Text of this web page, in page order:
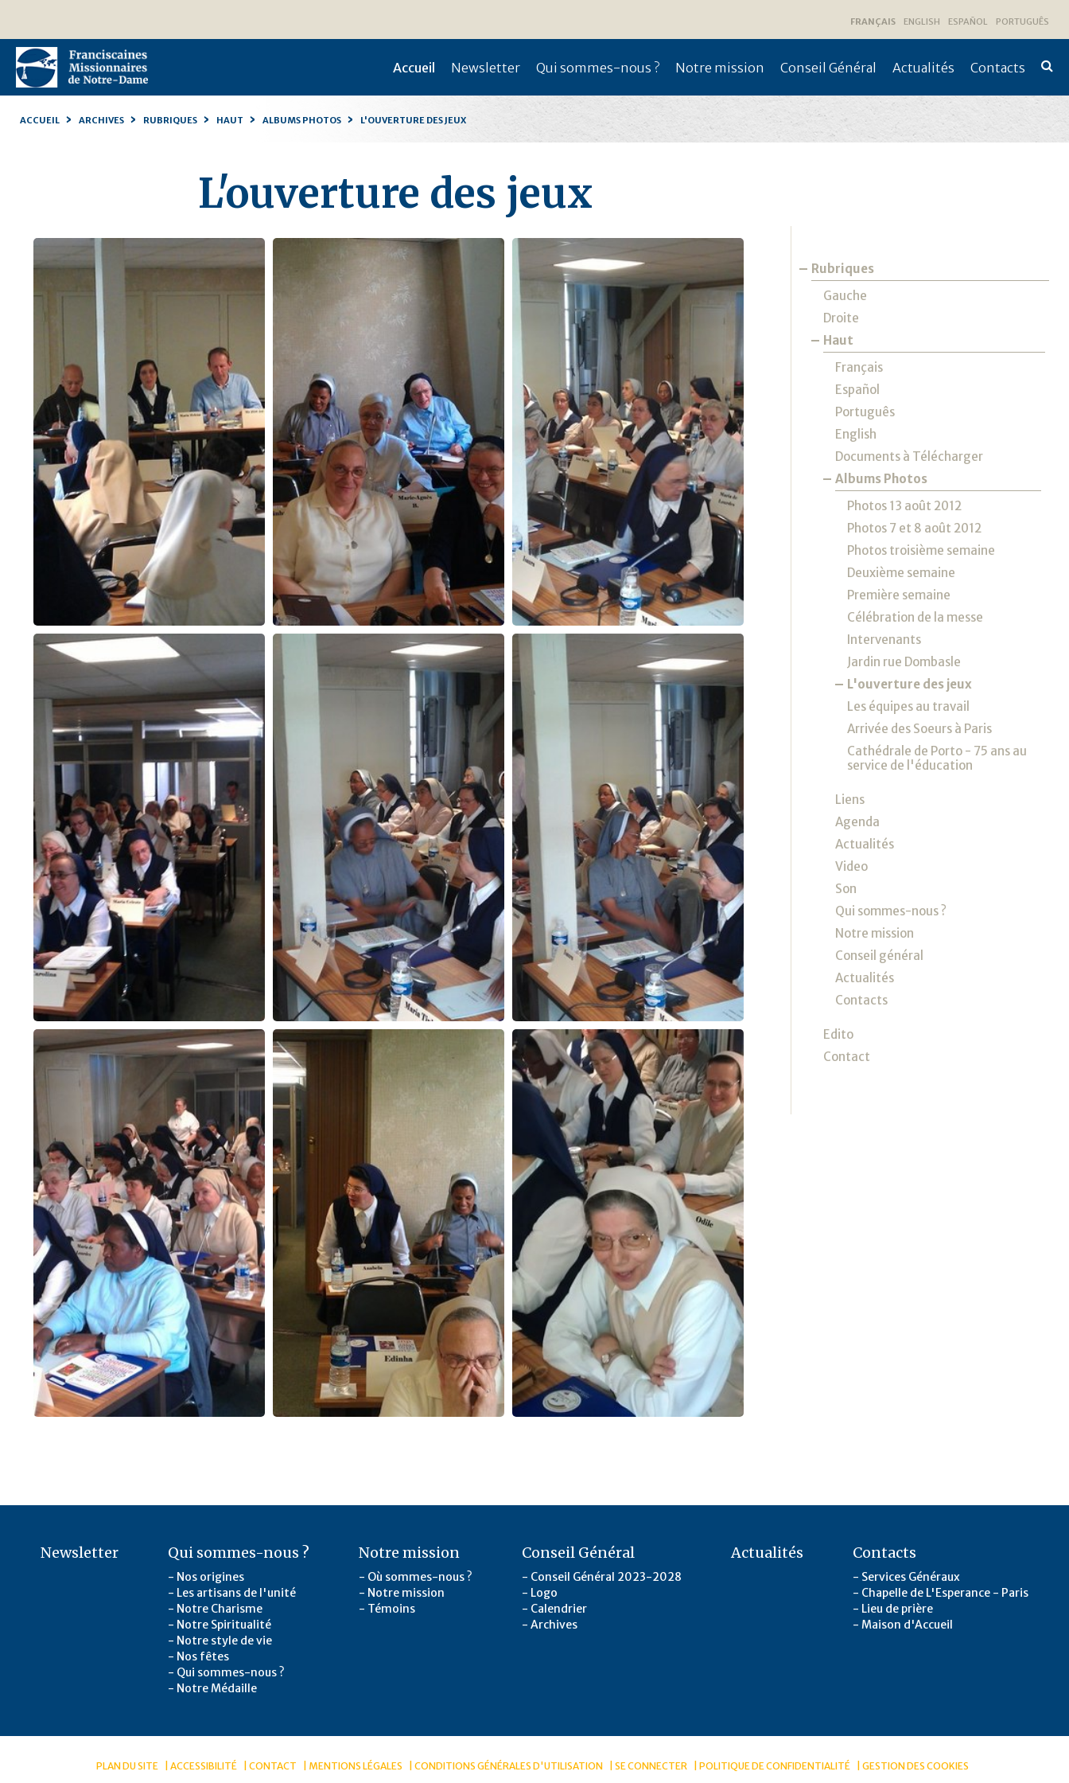
Aller
navigation
FRANÇAIS ENGLISH ESPAÑOL PORTUGUÊS
Accueil Newsletter Qui sommes-nous ? Notre mission Conseil Général Actualités Contacts
ACCUEIL › ARCHIVES › RUBRIQUES › HAUT › ALBUMS PHOTOS › L'OUVERTURE DES JEUX
L'ouverture des jeux
Rubriques
Gauche
Droite
Haut
Français
Español
Português
English
Documents à Télécharger
Albums Photos
Photos 13 août 2012
Photos 7 et 8 août 2012
Photos troisième semaine
Deuxième semaine
Première semaine
Célébration de la messe
Intervenants
Jardin rue Dombasle
L'ouverture des jeux
Les équipes au travail
Arrivée des Soeurs à Paris
Cathédrale de Porto - 75 ans au
service de l'éducation
Liens
Agenda
Actualités
Video
Son
Qui sommes-nous ?
Notre mission
Conseil général
Actualités
Contacts
Edito
Contact
Newsletter Qui sommes-nous ?
Nos origines
Les artisans de l'unité
Notre Charisme
Notre Spiritualité
Notre style de vie
Nos fêtes
Qui sommes-nous ?
Notre Médaille
Notre mission
Où sommes-nous ?
Notre mission
Témoins
Conseil Général
Conseil Général 2023-2028
Logo
Calendrier
Archives
Actualités Contacts
Services Généraux
Chapelle de L'Esperance - Paris
Lieu de prière
Maison d'Accueil
PLAN DU SITE ACCESSIBILITÉ CONTACT MENTIONS LÉGALES CONDITIONS GÉNÉRALES D'UTILISATION SE CONNECTER POLITIQUE DE CONFIDENTIALITÉ GESTION DES COOKIES